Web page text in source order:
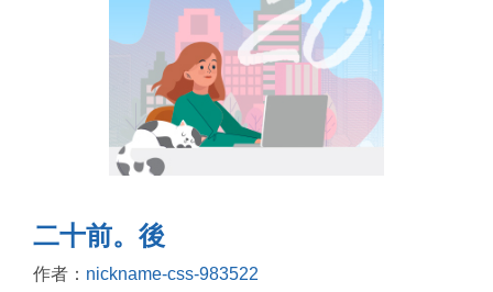
二十前。後
作者： nickname-css-983522